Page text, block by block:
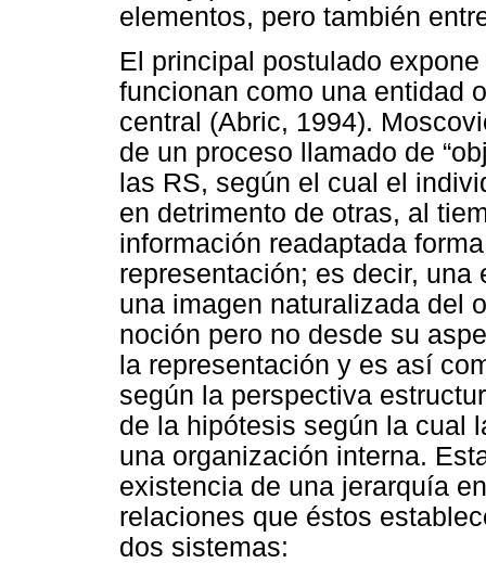
elementos, pero también
El principal postulado
funcionan como una entidad
central (Abric, 1994).
de un proceso llamado de
las RS, según el cual el
en detrimento de otras, al
información readaptada
representación; es decir,
una imagen naturalizada del
noción pero no desde su
la representación y es así
según la perspectiva
de la hipótesis según la cual
una organización interna.
existencia de una jerarquía
relaciones que éstos
dos sistemas: